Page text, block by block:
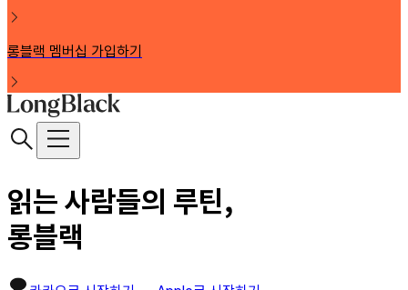
롱블랙 멤버십 가입하기
읽는 사람들의 루틴,
롱블랙